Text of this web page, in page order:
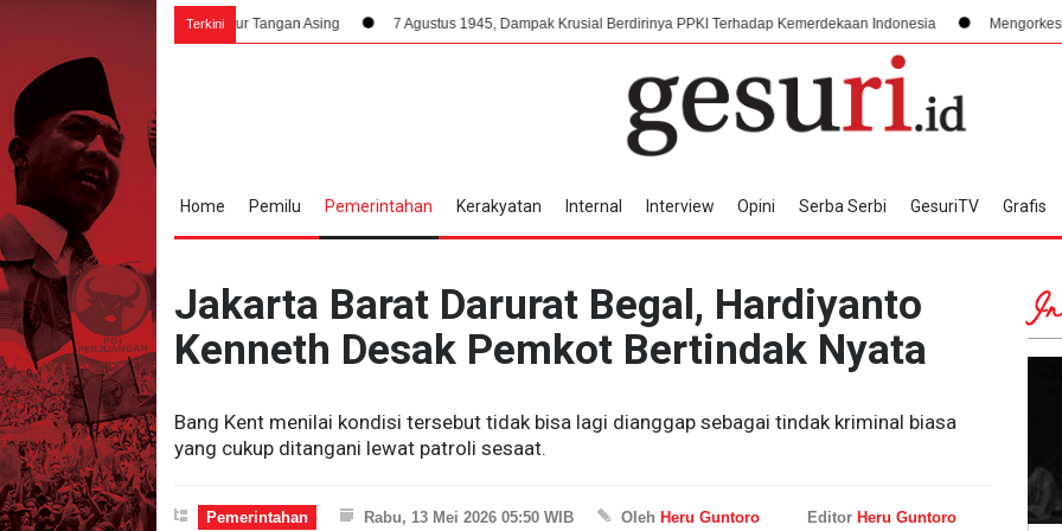
Terkini
Tanpa Campur Tangan Asing 7 Agustus 1945, Dampak Krusial Berdirinya PPKI Terhadap Kemerdekaan Indonesia Mengorkestrasi Faksi,
Home Pemilu Pemerintahan Kerakyatan Internal Interview Opini Serba Serbi GesuriTV Grafis
Jakarta Barat Darurat Begal, Hardiyanto
Kenneth Desak Pemkot Bertindak Nyata
Bang Kent menilai kondisi tersebut tidak bisa lagi dianggap sebagai tindak kriminal biasa
yang cukup ditangani lewat patroli sesaat.
Pemerintahan Rabu, 13 Mei 2026 05:50 WIB Oleh Heru Guntoro Editor Heru Guntoro